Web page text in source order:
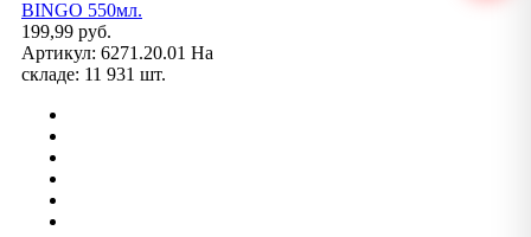
BINGO 550мл.
199,99 руб.
Артикул: 6271.20.01 На
складе: 11 931 шт.